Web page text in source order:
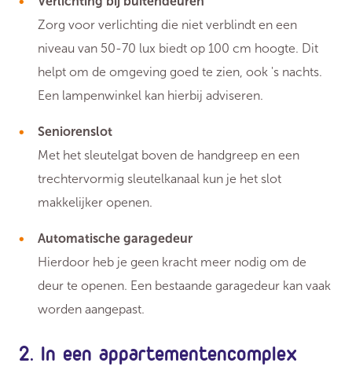
Zorg voor verlichting die niet verblindt en een
niveau van 50-70 lux biedt op 100 cm hoogte. Dit
helpt om de omgeving goed te zien, ook 's nachts.
Een lampenwinkel kan hierbij adviseren.
Seniorenslot
Met het sleutelgat boven de handgreep en een
trechtervormig sleutelkanaal kun je het slot
makkelijker openen.
Automatische garagedeur
Hierdoor heb je geen kracht meer nodig om de
deur te openen. Een bestaande garagedeur kan vaak
worden aangepast.
2. In een appartementencomplex